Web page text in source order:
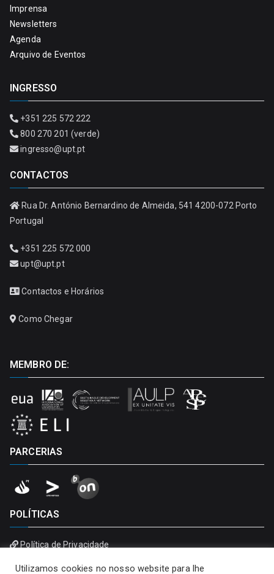
Imprensa
Newsletters
Agenda
Arquivo de Eventos
INGRESSO
+351 225 572 222
800 270 201 (verde)
ingresso@upt.pt
CONTACTOS
Rua Dr. António Bernardino de Almeida, 541 4200-072 Porto
Portugal
+351 225 572 000
upt@upt.pt
Contactos e Horários
Como Chegar
MEMBRO DE:
PARCERIAS
POLÍTICAS
Política de Privacidade
Utilizamos cookies no nosso website para lhe